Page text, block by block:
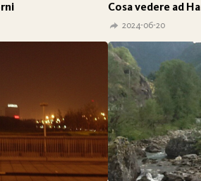
Cosa vedere ad
2024-06-20